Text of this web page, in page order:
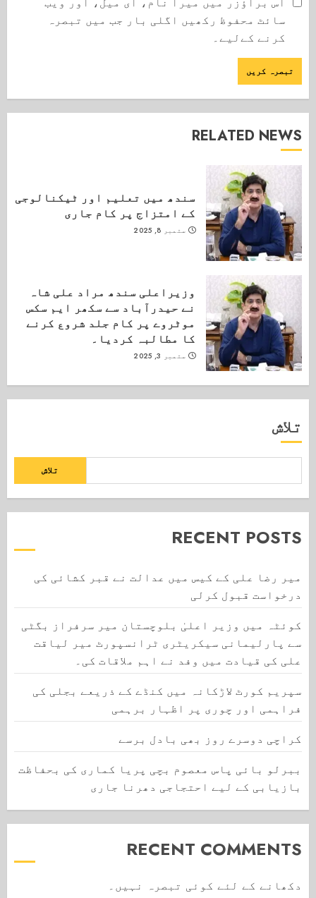
سائٹ محفوظ رکھیں اگلی بار جب میں تبصرہ
کرنے کےلیے۔
RELATED NEWS
سندھ میں تعلیم اور ٹیکنالوجی
کے امتزاج پر کام جاری
ستمبر 8, 2025
وزیراعلی سندھ مراد علی شاہ
نے حیدرآباد سے سکھر ایم سکس
موٹروے پر کام جلد شروع کرنے
کا مطالبہ کردیا۔
ستمبر 3, 2025
تلاش
تلاش
RECENT POSTS
میر رضا علی کے کیس میں عدالت نے قبر کشائی کی
درخواست قبول کرلی
کوئٹہ میں وزیر اعلیٰ بلوچستان میر سرفراز بگٹی
سے پارلیمانی سیکریٹری ٹرانسپورٹ میر لیاقت
علی کی قیادت میں وفد نے اہم ملاقات کی۔
سپریم کورٹ لاڑکانہ میں کنڈے کے ذریعے بجلی کی
فراہمی اور چوری پر اظہار برہمی
کراچی دوسرے روز بھی بادل برسے
ببرلو بائی پاس معصوم بچی پریا کماری کی بحفاظت
بازیابی کے لیے احتجاجی دھرنا جاری
RECENT COMMENTS
دکھانے کے لئے کوئی تبصرہ نہیں۔